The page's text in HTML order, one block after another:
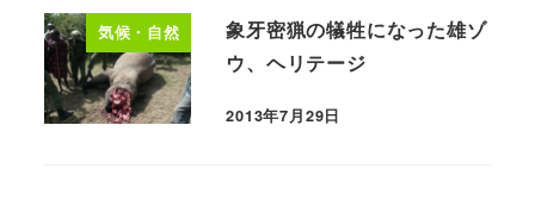
気候・自然
象牙密猟の犠牲になった雄ゾ
ウ、ヘリテージ
2013年7月29日